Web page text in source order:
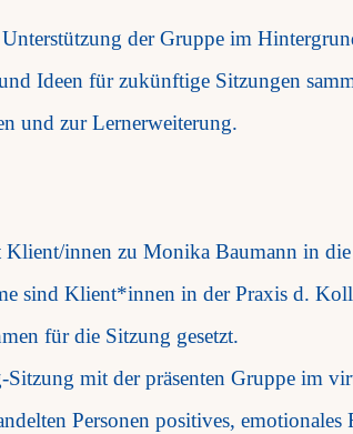
der Gruppe im
Ideen für zukünftige Sitzungen
und zur Lernerweiterung.
innen zu Monika Baumann in die
sind Klient*innen in der Praxis d.
für die Sitzung gesetzt.
mit der präsenten Gruppe im
Personen positives, emotionales